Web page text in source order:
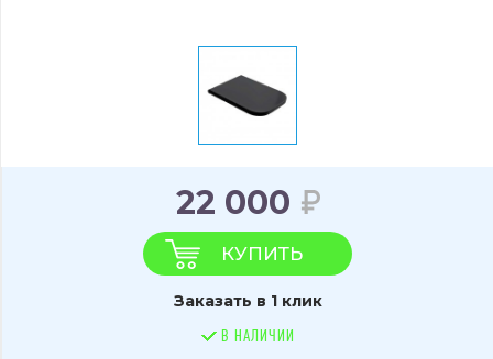
22 000
КУПИТЬ
Заказать в 1 клик
В НАЛИЧИИ